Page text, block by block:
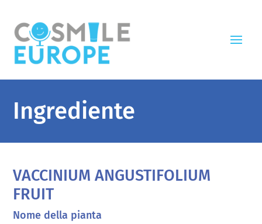
Ingrediente
VACCINIUM ANGUSTIFOLIUM
FRUIT
Nome della pianta